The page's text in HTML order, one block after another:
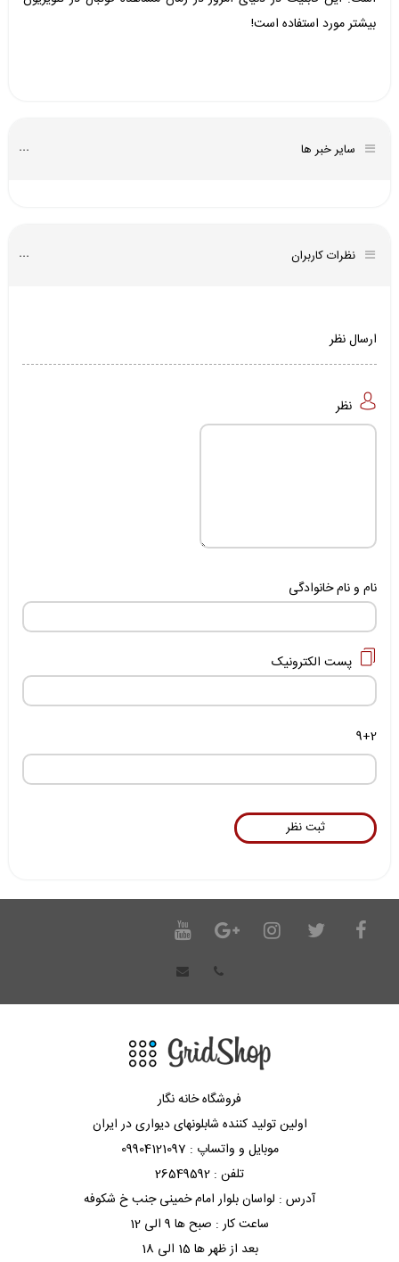
بیشتر مورد استفاده است!
سایر خبر ها
نظرات کاربران
ارسال نظر
نظر
نام و نام خانوادگی
پست الکترونیک
9+2
فروشگاه خانه نگار
اولین تولید کننده شابلونهای دیواری در ایران
موبایل و واتساپ : 09904121097
تلفن : 26549592
آدرس : لواسان بلوار امام خمینی جنب خ شکوفه
ساعت کار : صبح ها 9 الی 12
بعد از ظهر ها 15 الی 18